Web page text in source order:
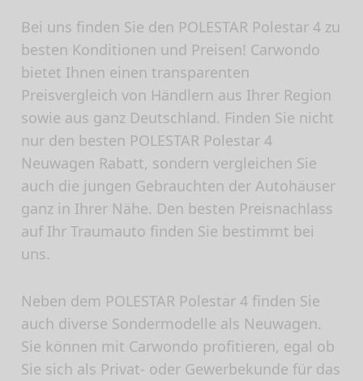
Bei uns finden Sie den POLESTAR Polestar 4 zu
besten Konditionen und Preisen! Carwondo
bietet Ihnen einen transparenten
Preisvergleich von Händlern aus Ihrer Region
sowie aus ganz Deutschland. Finden Sie nicht
nur den besten POLESTAR Polestar 4
Neuwagen Rabatt, sondern vergleichen Sie
auch die jungen Gebrauchten der Autohäuser
ganz in Ihrer Nähe. Den besten Preisnachlass
auf Ihr Traumauto finden Sie bestimmt bei
uns.
Neben dem POLESTAR Polestar 4 finden Sie
auch diverse Sondermodelle als Neuwagen.
Sie können mit Carwondo profitieren, egal ob
Sie sich als Privat- oder Gewerbekunde für das